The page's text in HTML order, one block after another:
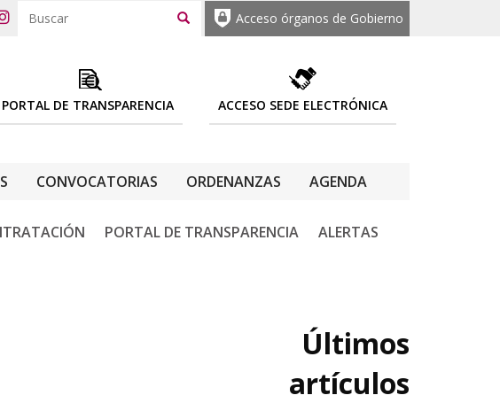
Acceso órganos de Gobierno
ACCESO SEDE ELECTRÓNICA
PORTAL DE TRANSPARENCIA
CONVOCATORIAS ORDENANZAS AGENDA
PORTAL DE TRANSPARENCIA ALERTAS
Últimos
artículos